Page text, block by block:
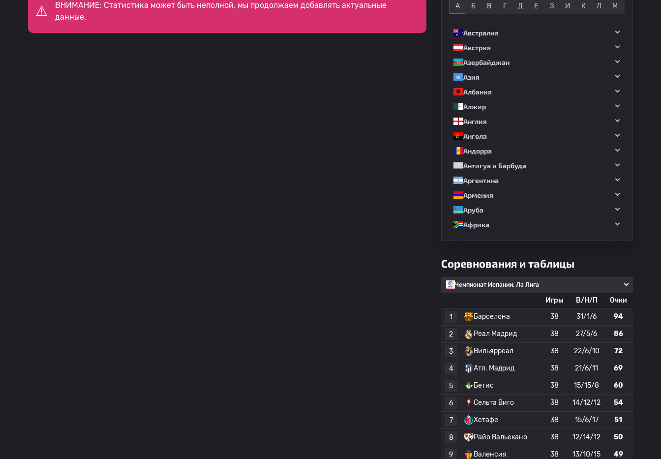
ВНИМАНИЕ: Статистика может быть неполной, мы продолжаем добавлять актуальные
данные.
А Б В Г Д Е З И К Л М
Австралия
Австрия
Азербайджан
Азия
Албания
Алжир
Англия
Ангола
Андорра
Антигуа и Барбуда
Аргентина
Армения
Аруба
Африка
Соревнования и таблицы
Чемпионат Испании: Ла Лига
Игры В/Н/П
Очки
1
Барселона 38 31/1/6 94
2 Реал Мадрид 38 27/5/6 86
3 Вильярреал 38 22/6/10 72
4 Атл. Мадрид 38 21/6/11 69
5 Бетис 38 15/15/8 60
6 Сельта Виго 38 14/12/12 54
7 Хетафе 38 15/6/17 51
8 Райо Вальекано 38 12/14/12 50
9 Валенсия 38 13/10/15 49